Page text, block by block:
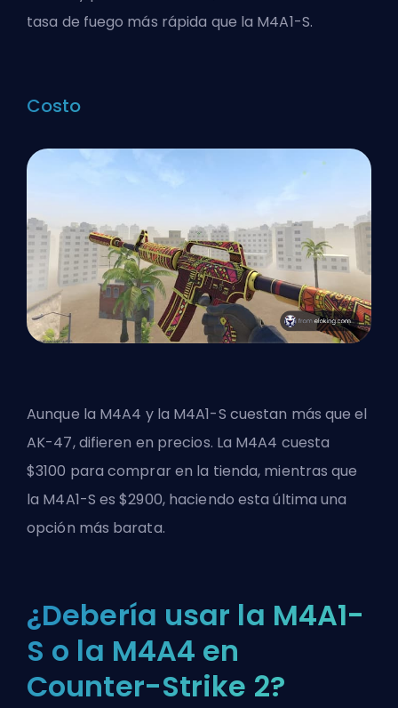
tasa de fuego más rápida que la M4A1-S.
Costo
Aunque la M4A4 y la M4A1-S cuestan más que el
AK-47, difieren en precios. La M4A4 cuesta
$3100 para comprar en la tienda, mientras que
la M4A1-S es $2900, haciendo esta última una
opción más barata.
¿Debería usar la M4A1-
S o la M4A4 en
Counter-Strike 2?